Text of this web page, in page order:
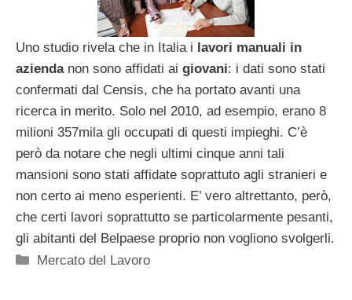
Uno studio rivela che in Italia i lavori manuali in
aziendanon sono affidati ai giovani: i dati sono stati
confermati dal Censis, che ha portato avanti una
ricerca in merito. Solo nel 2010, ad esempio, erano 8
milioni 357mila gli occupati di questi impieghi. C’è
però da notare che negli ultimi cinque anni tali
mansioni sono stati affidate soprattuto agli stranieri e
non certo ai meno esperienti. E’ vero altrettanto, però,
che certi lavori soprattutto se particolarmente pesanti,
gli abitanti del Belpaese proprio non vogliono svolgerli.
Categorie
Mercato del Lavoro